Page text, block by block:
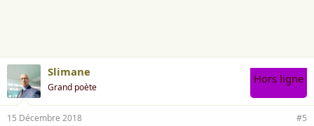
Slimane
Grand poète
Hors ligne
15 Décembre 2018 #5